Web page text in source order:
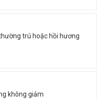
trú hoặc hồi hương
không giảm